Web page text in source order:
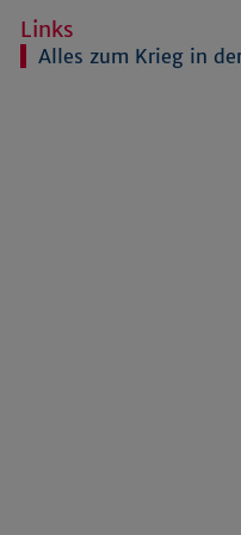
Links
Alles zum Krieg in